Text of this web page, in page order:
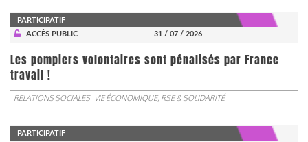
PARTICIPATIF
ACCÈS PUBLIC
31 / 07 / 2026
Les pompiers volontaires sont pénalisés par France
travail !
RELATIONS SOCIALES VIE ÉCONOMIQUE, RSE & SOLIDARITÉ
PARTICIPATIF